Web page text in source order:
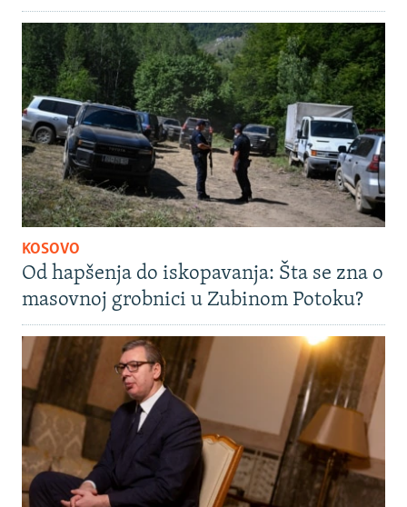
KOSOVO
Od hapšenja do iskopavanja: Šta se zna o
masovnoj grobnici u Zubinom Potoku?